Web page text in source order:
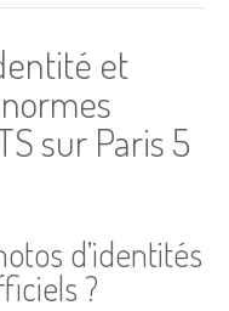
et
sur Paris 5
d’identités
?